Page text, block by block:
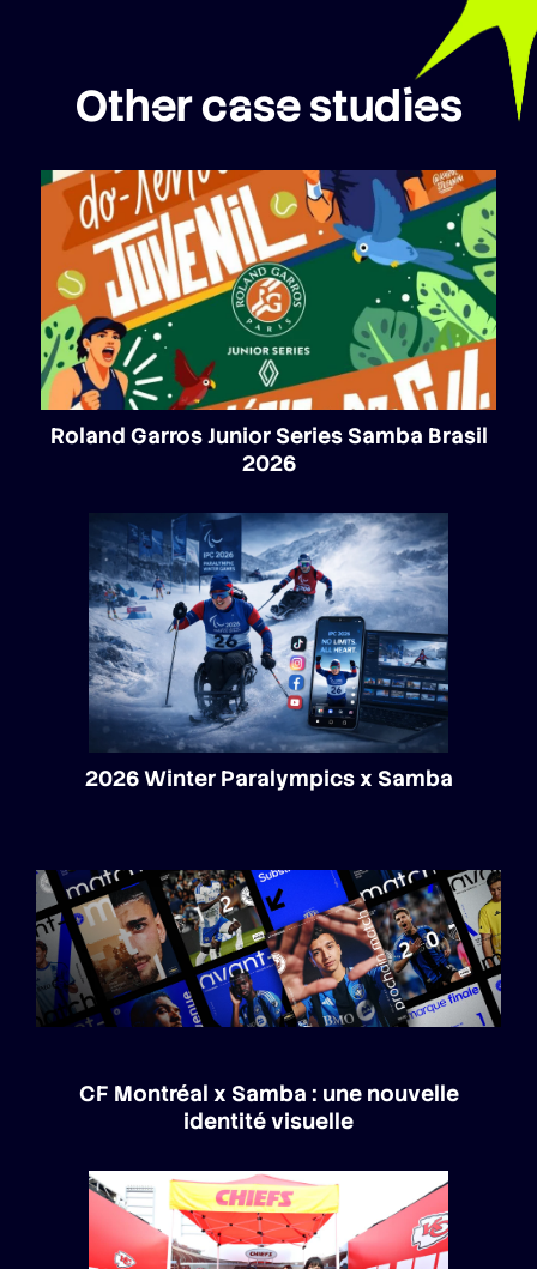
Other case studies
Roland Garros Junior Series Samba Brasil
2026
2026 Winter Paralympics x Samba
CF Montréal x Samba : une nouvelle
identité visuelle